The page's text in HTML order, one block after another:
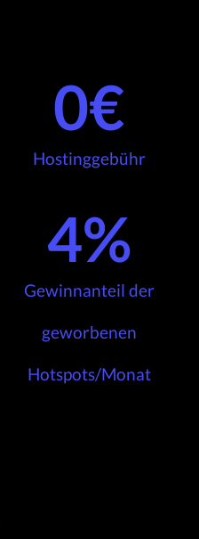
0€
Hostinggebühr
4%
Gewinnanteil der
geworbenen
Hotspots/Monat​